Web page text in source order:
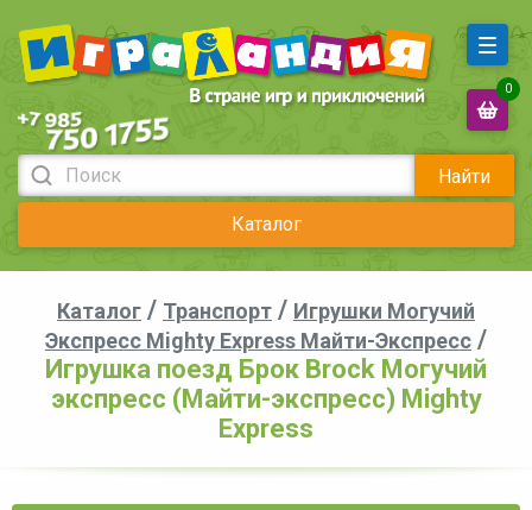
Найти
Каталог
0
Каталог / Транспорт / Игрушки Могучий
Экспресс Mighty Express Майти-Экспресс /
Игрушка поезд Брок Brock Могучий
экспресс (Майти-экспресс) Mighty
Express